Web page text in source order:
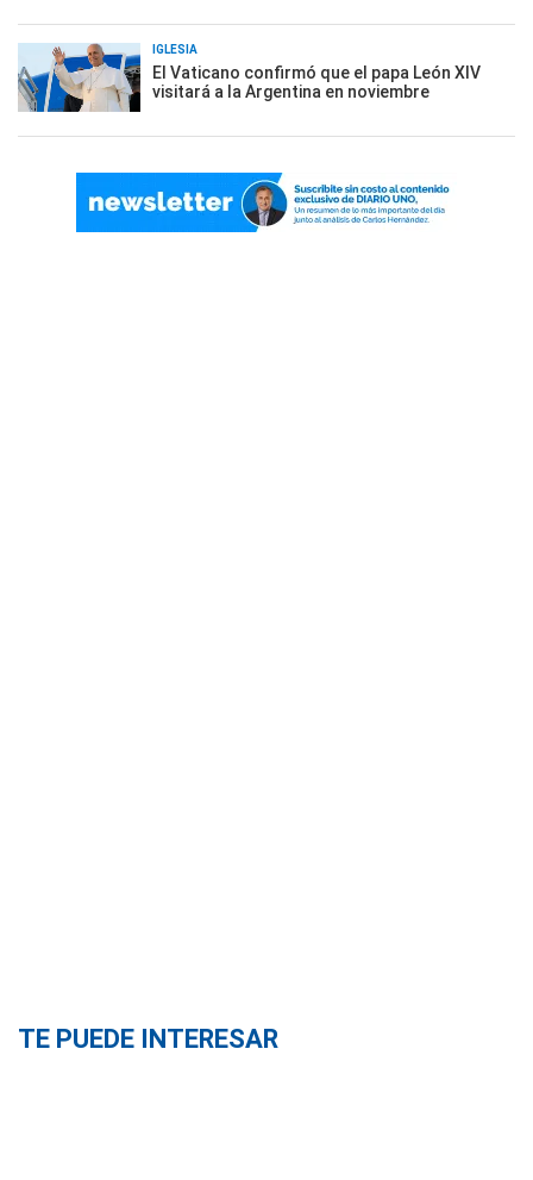
IGLESIA
El Vaticano confirmó que el papa León XIV
visitará a la Argentina en noviembre
TE PUEDE INTERESAR